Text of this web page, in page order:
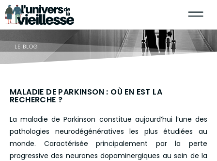
LE BLOG
MALADIE DE PARKINSON : OÙ EN EST LA
RECHERCHE ?
La maladie de Parkinson constitue aujourd’hui l’une des
pathologies neurodégénératives les plus étudiées au
monde. Caractérisée principalement par la perte
progressive des neurones dopaminergiques au sein de la